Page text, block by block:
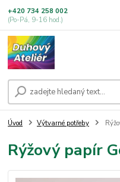
+420 734 258 002
(Po-Pá, 9-16 hod.)
Úvod Výtvarné potřeby
Rýžový papír